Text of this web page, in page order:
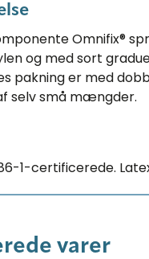
Omnifix®
og med sort
pakning er med
selv små mængder.
1-certificerede.
varer